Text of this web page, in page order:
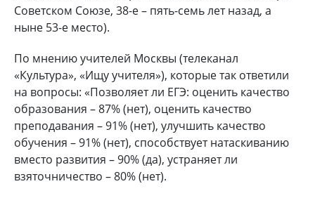
Советском Союзе, 38-е – пять-семь лет назад, а
ныне 53-е место).
По мнению учителей Москвы (телеканал
«Культура», «Ищу учителя»), которые так ответили
на вопросы: «Позволяет ли ЕГЭ: оценить качество
образования – 87% (нет), оценить качество
преподавания – 91% (нет), улучшить качество
обучения – 91% (нет), способствует натаскиванию
вместо развития – 90% (да), устраняет ли
взяточничество – 80% (нет).